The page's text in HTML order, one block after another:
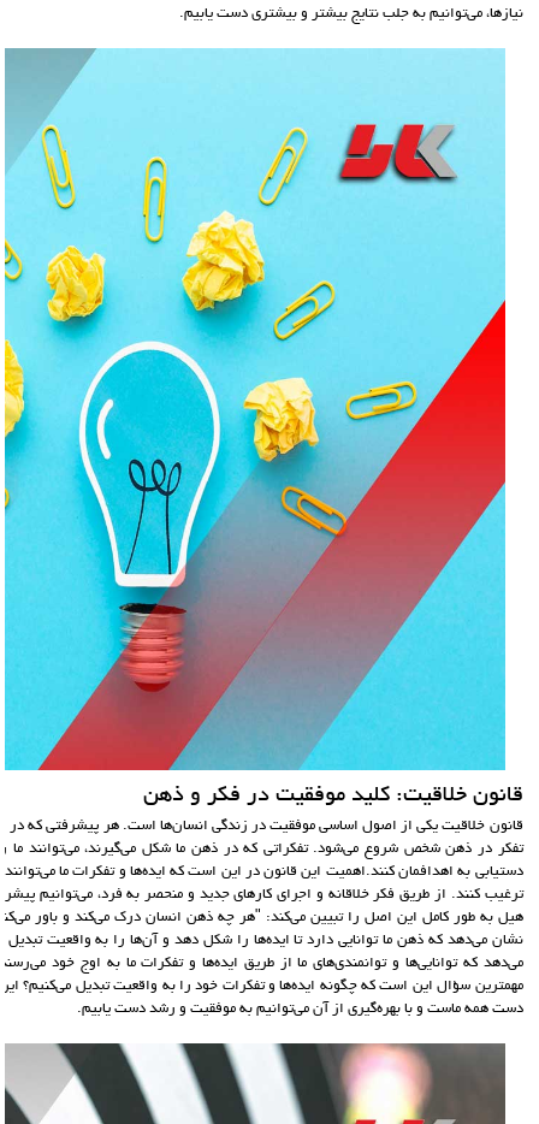
نیازها، می‌توانیم به جلب نتایج بیشتر و بیشتری دست یابیم.
قانون خلاقیت: کلید موفقیت در فکر و ذهن
قانون خلاقیت یکی از اصول اساسی موفقیت در زندگی انسان‌ها است. هر پیشرفتی که در
تفکر در ذهن شخص شروع می‌شود. تفکراتی که در ذهن ما شکل می‌گیرند، می‌توانند ما
دستیابی به اهدافمان کنند.اهمیت این قانون در این است که ایده‌ها و تفکرات ما می‌توانند
ترغیب کنند. از طریق فکر خلاقانه و اجرای کارهای جدید و منحصر به فرد، می‌توانیم
هیل به طور کامل این اصل را تبیین می‌کند: "هر چه ذهن انسان درک می‌کند و باور
نشان می‌دهد که ذهن ما توانایی دارد تا ایده‌ها را شکل دهد و آن‌ها را به واقعیت تبدیل
می‌دهد که توانایی‌ها و توانمندی‌های ما از طریق ایده‌ها و تفکرات ما به اوج خود
مهمترین سؤال این است که چگونه ایده‌ها و تفکرات خود را به واقعیت تبدیل می‌کنیم؟
دست همه ماست و با بهره‌گیری از آن می‌توانیم به موفقیت و رشد دست یابیم.